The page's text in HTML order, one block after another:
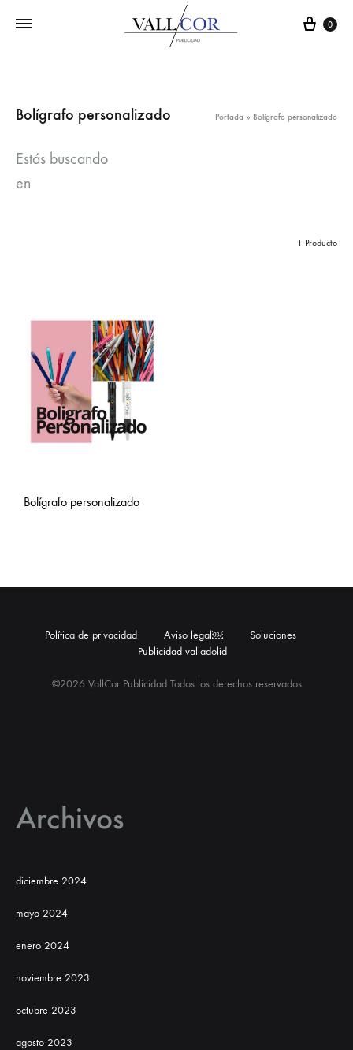
Carro
0
Bolígrafo personalizado Portada » Bolígrafo personalizado
Estás buscando
en
1 Producto
Bolígrafo personalizado
©2026 VallCor Publicidad Todos los derechos reservados
Política de privacidad Aviso legal￼
Soluciones
Publicidad valladolid
Archivos
diciembre 2024
mayo 2024
enero 2024
noviembre 2023
octubre 2023
agosto 2023